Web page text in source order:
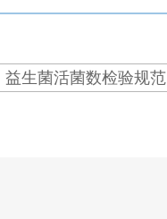
益生菌活菌数检验规范